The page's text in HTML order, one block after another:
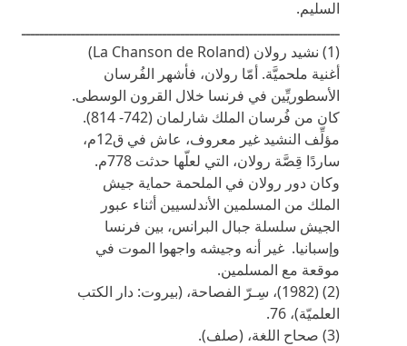
السليم.
ــــــــــــــــــــــــــــــــــــــــــــــــــــــــــــــــــــــ
(1) نشيد رولان (La Chanson de Roland)
أغنية ملحميَّة. أمّا رولان، فأشهر الفُرسان
الأسطوريِّين في فرنسا خلال القرون الوسطى.
كان من فُرسان الملك شارلمان (742- 814).
مؤلِّف النشيد غير معروف، عاش في ق12م،
ساردًا قِصَّة رولان، التي لعلّها حدثت 778م.
وكان دور رولان في الملحمة حماية جيش
الملك من المسلمين الأندلسيين أثناء عبور
الجيش سلسلة جبال البرانس، بين فرنسا
وإسبانيا. غير أنه وجيشه واجهوا الموت في
موقعة مع المسلمين.
(2) (1982)، سِـرّ الفصاحة، (بيروت: دار الكتب
العلميّة)، 76.
(3) صحاح اللغة، (صلف).